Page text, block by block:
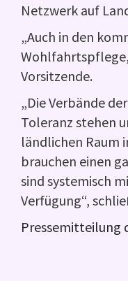
Netzwerk auf
„Auch in den
Vorsitzende.
„Die Verbände
Toleranz stehen
ländlichen Raum
brauchen einen
sind systemisch
Verfügung“,
Pressemitteilung